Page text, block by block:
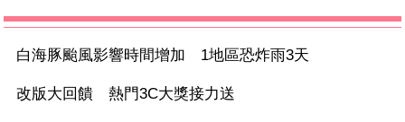
白海豚颱風影響時間增加 1地區恐炸雨3天
改版大回饋 熱門3C大獎接力送